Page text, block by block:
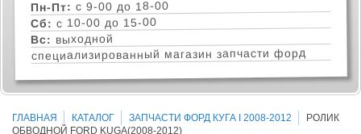
Пн-Пт: с 9-00 до 18-00
Сб: с 10-00 до 15-00
Вс: выходной
специализированный магазин запчасти форд
ГЛАВНАЯ КАТАЛОГ ЗАПЧАСТИ ФОРД КУГА I 2008-2012
РОЛИК
ОБВОДНОЙ FORD KUGA(2008-2012)